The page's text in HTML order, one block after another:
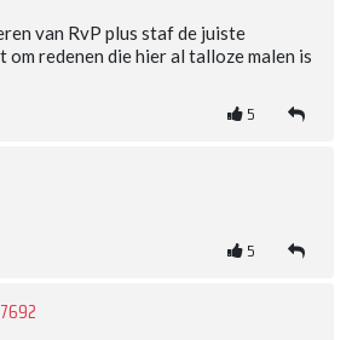
van RvP plus staf de juiste
om redenen die hier al talloze malen is
5
5